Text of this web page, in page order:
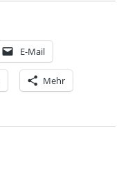
E-Mail
Mehr